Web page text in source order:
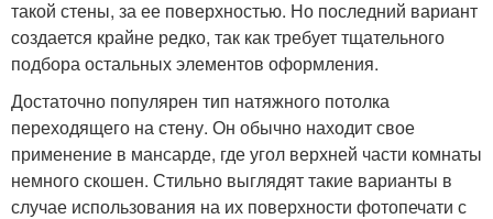
такой стены, за ее поверхностью. Но последний вариант
создается крайне редко, так как требует тщательного
подбора остальных элементов оформления.
Достаточно популярен тип натяжного потолка
переходящего на стену. Он обычно находит свое
применение в мансарде, где угол верхней части комнаты
немного скошен. Стильно выглядят такие варианты в
случае использования на их поверхности фотопечати с